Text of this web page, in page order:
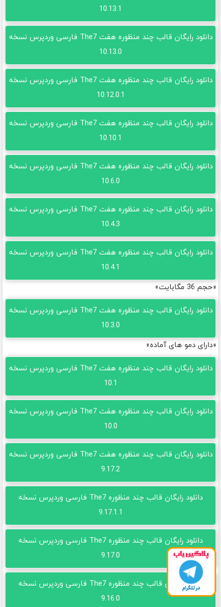
10.13.1
دانلود رایگان قالب چند منظوره هفت The7 فارسی وردپرس نسخه
10.13.0
دانلود رایگان قالب چند منظوره هفت The7 فارسی وردپرس نسخه
10.12.0.1
دانلود رایگان قالب چند منظوره هفت The7 فارسی وردپرس نسخه
10.10.1
دانلود رایگان قالب چند منظوره هفت The7 فارسی وردپرس نسخه
10.6.0
دانلود رایگان قالب چند منظوره هفت The7 فارسی وردپرس نسخه
10.4.3
دانلود رایگان قالب چند منظوره هفت The7 فارسی وردپرس نسخه
10.4.1
«حجم 36 مگابایت»
دانلود رایگان قالب چند منظوره هفت The7 فارسی وردپرس نسخه
10.3.0
«دارای دمو های آماده»
دانلود رایگان قالب چند منظوره هفت The7 فارسی وردپرس نسخه
10.1
دانلود رایگان قالب چند منظوره هفت The7 فارسی وردپرس نسخه
10.0
دانلود رایگان قالب چند منظوره هفت The7 فارسی وردپرس نسخه
9.17.2
دانلود رایگان قالب چند منظوره The7 فارسی وردپرس نسخه
9.17.1.1
دانلود رایگان قالب چند منظوره The7 فارسی وردپرس نسخه
9.17.0
دانلود رایگان قالب چند منظوره The7 فارسی وردپرس نسخه
9.16.0